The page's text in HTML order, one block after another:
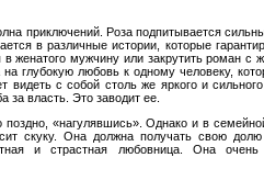
приключений. Роза подпитывается
в различные истории, которые
женатого мужчину или закрутить роман с
глубокую любовь к одному человеку,
видеть с собой столь же яркого и
за власть. Это заводит ее.
поздно, «нагулявшись». Однако и в
скуку. Она должна получать свою
и страстная любовница. Она